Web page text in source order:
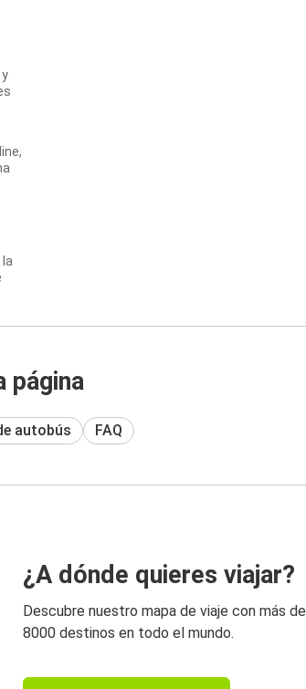
página
autobús FAQ
¿A dónde quieres viajar?
Descubre nuestro mapa de viaje con más de
8000 destinos en todo el mundo.